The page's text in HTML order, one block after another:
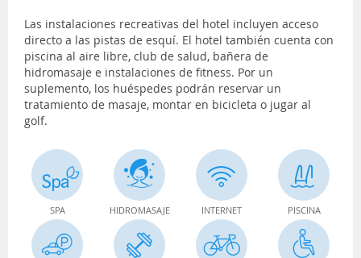
Las instalaciones recreativas del hotel incluyen acceso
directo a las pistas de esquí. El hotel también cuenta con
piscina al aire libre, club de salud, bañera de
hidromasaje e instalaciones de fitness. Por un
suplemento, los huéspedes podrán reservar un
tratamiento de masaje, montar en bicicleta o jugar al
golf.
SPA HIDROMASAJE INTERNET PISCINA